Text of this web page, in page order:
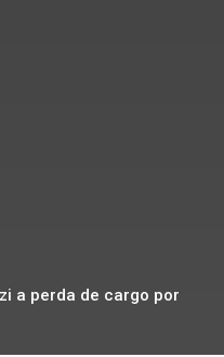
a perda de cargo por